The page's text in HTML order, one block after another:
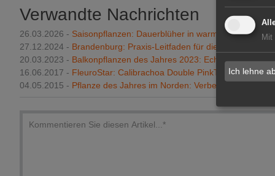
Verwandte Nachrichten
26.03.2026 - Saisonpflanzen: Dauerblüher in warmen Rottönen
27.12.2024 - Brandenburg: Praxis-Leitfaden für die
20.03.2023 - Balkonpflanzen des Jahres 2023: Echte Gewinner
16.06.2017 - FleuroStar: Calibrachoa Double PinkTastic gewinnt
04.05.2015 - Pflanze des Jahres im Norden: Verbenen-Trio
Mit
Ich lehne